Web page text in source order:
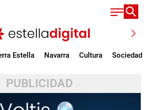
chevron_right
Estella Navarra Cultura Sociedad
PUBLICIDAD